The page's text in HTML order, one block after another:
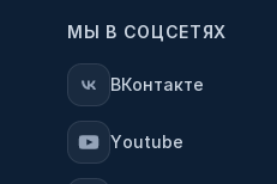
МЫ В СОЦСЕТЯХ
ВКонтакте
Youtube